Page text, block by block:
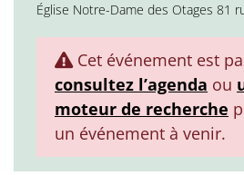
Église Notre-Dame des Otages 81
Cet événement est
consultez l’agenda ou
moteur de recherche
un événement à venir.